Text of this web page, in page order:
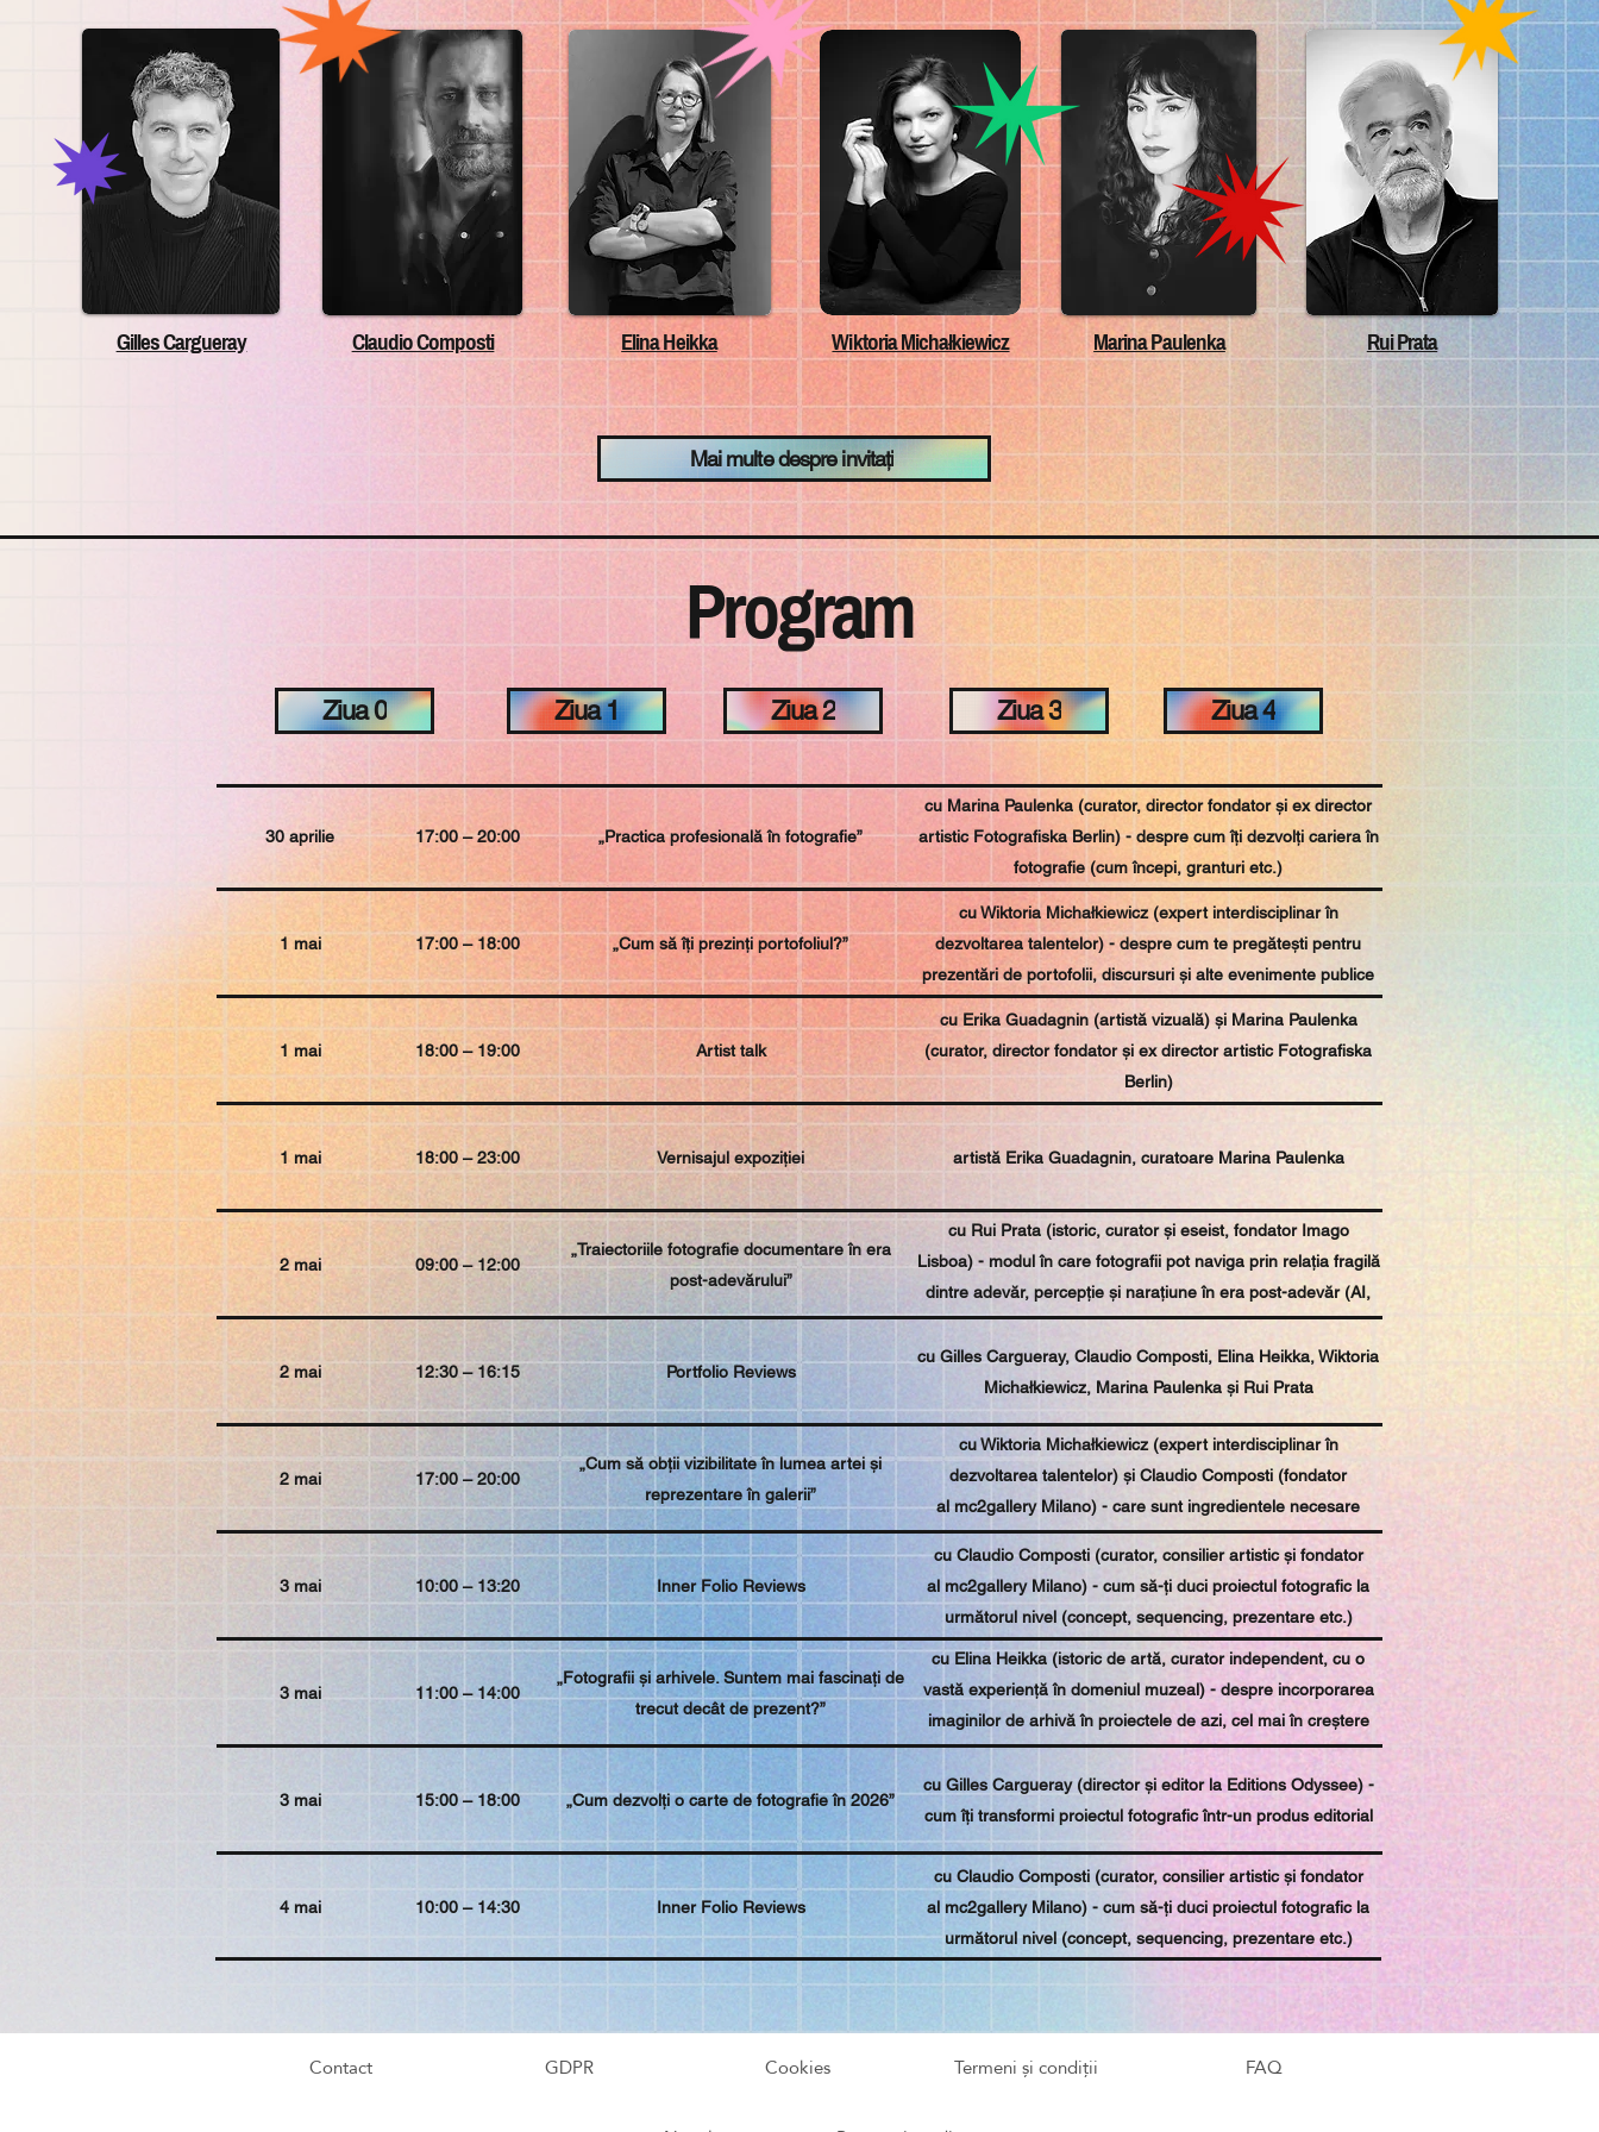
Gilles Cargueray Claudio Composti Elina Heikka Wiktoria Michałkiewicz Marina Paulenka Rui Prata
Mai multe despre invitați
Program
Ziua 0 Ziua 1 Ziua 2 Ziua 3 Ziua 4
30 aprilie 17:00 – 20:00 „Practica profesională în fotografie”
cu Marina Paulenka (curator, director fondator și ex director
artistic Fotografiska Berlin) - despre cum îți dezvolți cariera în
fotografie (cum începi, granturi etc.)
1 mai 17:00 – 18:00 „Cum să îți prezinți portofoliul?”
cu Wiktoria Michałkiewicz (expert interdisciplinar în
dezvoltarea talentelor) - despre cum te pregătești pentru
prezentări de portofolii, discursuri și alte evenimente publice
1 mai 18:00 – 19:00 Artist talk
cu Erika Guadagnin (artistă vizuală) și Marina Paulenka
(curator, director fondator și ex director artistic Fotografiska
Berlin)
1 mai 18:00 – 23:00 Vernisajul expoziției artistă Erika Guadagnin, curatoare Marina Paulenka
2 mai 09:00 – 12:00
„Traiectoriile fotografie documentare în era
post-adevărului”
cu Rui Prata (istoric, curator și eseist, fondator Imago
Lisboa) - modul în care fotografii pot naviga prin relația fragilă
dintre adevăr, percepție și narațiune în era post-adevăr (AI,
dezinformare, algoritmi etc.)
2 mai 12:30 – 16:15 Portfolio Reviews
cu Gilles Cargueray, Claudio Composti, Elina Heikka, Wiktoria
Michałkiewicz, Marina Paulenka și Rui Prata
2 mai 17:00 – 20:00
„Cum să obții vizibilitate în lumea artei și
reprezentare în galerii”
cu Wiktoria Michałkiewicz (expert interdisciplinar în
dezvoltarea talentelor) și Claudio Composti (fondator
al mc2gallery Milano) - care sunt ingredientele necesare
pentru un artist ca să-și construiască o carieră în lumea artei
contemporane internaționale
3 mai
10:00 – 13:20 Inner Folio Reviews
cu Claudio Composti (curator, consilier artistic și fondator
al mc2gallery Milano) - cum să-ți duci proiectul fotografic la
următorul nivel (concept, sequencing, prezentare etc.)
3 mai 11:00 – 14:00
„Fotografii și arhivele. Suntem mai fascinați de
trecut decât de prezent?”
cu Elina Heikka (istoric de artă, curator independent, cu o
vastă experiență în domeniul muzeal) - despre incorporarea
imaginilor de arhivă în proiectele de azi, cel mai în creștere
trend în arta contemporană
3 mai 15:00 – 18:00 „Cum dezvolți o carte de fotografie în 2026”
cu Gilles Cargueray (director și editor la Editions Odyssee) -
cum îți transformi proiectul fotografic într-un produs editorial
4 mai 10:00 – 14:30 Inner Folio Reviews
cu Claudio Composti (curator, consilier artistic și fondator
al mc2gallery Milano) - cum să-ți duci proiectul fotografic la
următorul nivel (concept, sequencing, prezentare etc.)
Contact GDPR Cookies Termeni și condiții FAQ